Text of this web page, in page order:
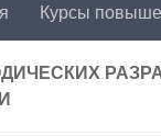
Курсы